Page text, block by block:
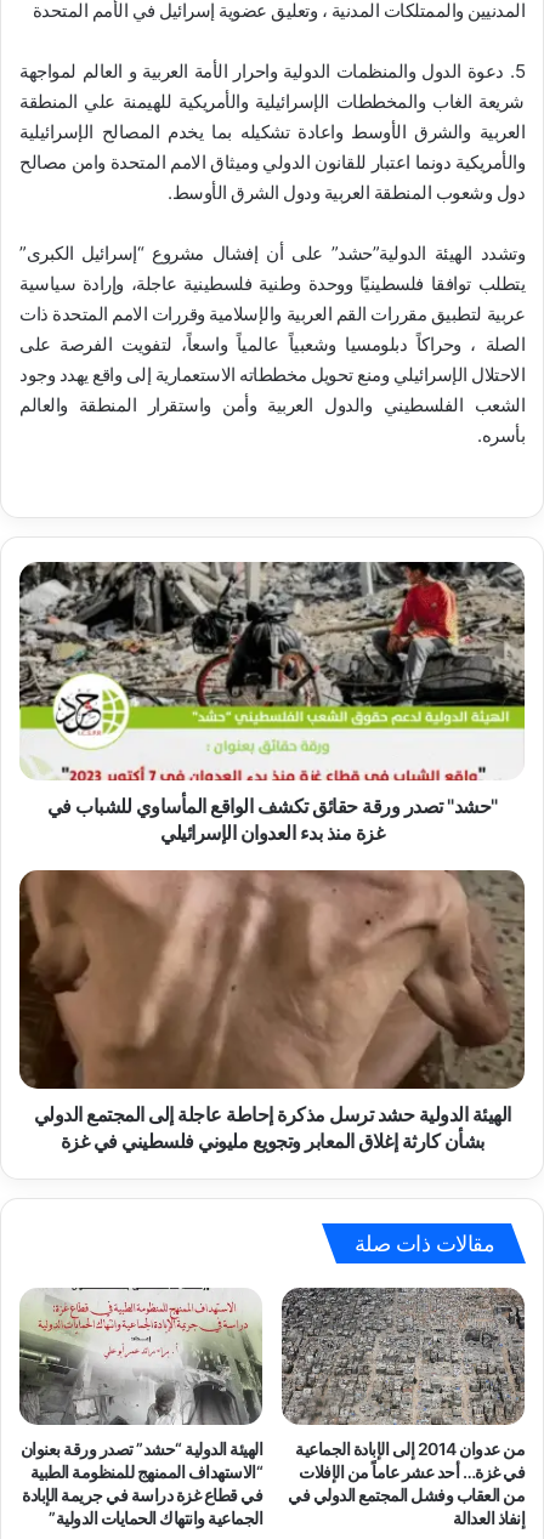
المدنيين والممتلكات المدنية ، وتعليق عضوية إسرائيل في الأمم المتحدة
5. دعوة الدول والمنظمات الدولية واحرار الأمة العربية و العالم لمواجهة
شريعة الغاب والمخططات الإسرائيلية والأمريكية للهيمنة علي المنطقة
العربية والشرق الأوسط واعادة تشكيله بما يخدم المصالح الإسرائيلية
والأمريكية دونما اعتبار للقانون الدولي وميثاق الامم المتحدة وامن مصالح
دول وشعوب المنطقة العربية ودول الشرق الأوسط.
وتشدد الهيئة الدولية”حشد” على أن إفشال مشروع “إسرائيل الكبرى”
يتطلب توافقا فلسطينيًا ووحدة وطنية فلسطينية عاجلة، وإرادة سياسية
عربية لتطبيق مقررات القم العربية والإسلامية وقررات الامم المتحدة ذات
الصلة ، وحراكاً دبلومسيا وشعبياً عالمياً واسعاً، لتفويت الفرصة على
الاحتلال الإسرائيلي ومنع تحويل مخططاته الاستعمارية إلى واقع يهدد وجود
الشعب الفلسطيني والدول العربية وأمن واستقرار المنطقة والعالم
بأسره.
"
ح
ش
د
"
ت
ص
ة
ح
ق
ئ
ق
ت
ك
ش
ف
و
ق
ع
ا
ل
م
أ
س
ا
ي
ل
ل
"حشد" تصدر ورقة حقائق تكشف الواقع المأساوي للشباب في
غزة منذ بدء العدوان الإسرائيلي
ا
ل
ه
ي
ئ
ة
ا
ل
د
ش
د
ت
ر
س
ل
م
ذ
ك
ر
ة
إ
الهيئة الدولية حشد ترسل مذكرة إحاطة عاجلة إلى المجتمع الدولي
بشأن كارثة إغلاق المعابر وتجويع مليوني فلسطيني في غزة
مقالات ذات صلة
من عدوان 2014 إلى الإبادة الجماعية
في غزة… أحد عشر عاماً من الإفلات
من العقاب وفشل المجتمع الدولي في
إنفاذ العدالة
الهيئة الدولية “حشد” تصدر ورقة بعنوان
“الاستهداف الممنهج للمنظومة الطبية
في قطاع غزة دراسة في جريمة الإبادة
الجماعية وانتهاك الحمايات الدولية”